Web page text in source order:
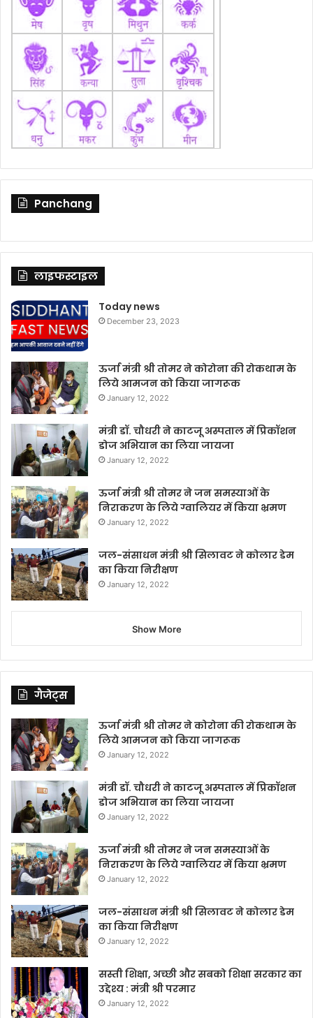
Panchang
लाइफस्टाइल
Today news
December 23, 2023
ऊर्जा मंत्री श्री तोमर ने कोरोना की रोकथाम के
लिये आमजन को किया जागरूक
January 12, 2022
मंत्री डॉ. चौधरी ने काटजू अस्पताल में प्रिकॉशन
डोज अभियान का लिया जायजा
January 12, 2022
ऊर्जा मंत्री श्री तोमर ने जन समस्याओं के
निराकरण के लिये ग्वालियर में किया भ्रमण
January 12, 2022
जल-संसाधन मंत्री श्री सिलावट ने कोलार डेम
का किया निरीक्षण
January 12, 2022
Show More
गैजेट्स
ऊर्जा मंत्री श्री तोमर ने कोरोना की रोकथाम के
लिये आमजन को किया जागरूक
January 12, 2022
मंत्री डॉ. चौधरी ने काटजू अस्पताल में प्रिकॉशन
डोज अभियान का लिया जायजा
January 12, 2022
ऊर्जा मंत्री श्री तोमर ने जन समस्याओं के
निराकरण के लिये ग्वालियर में किया भ्रमण
January 12, 2022
जल-संसाधन मंत्री श्री सिलावट ने कोलार डेम
का किया निरीक्षण
January 12, 2022
सस्ती शिक्षा, अच्छी और सबको शिक्षा सरकार का
उद्देश्य : मंत्री श्री परमार
January 12, 2022